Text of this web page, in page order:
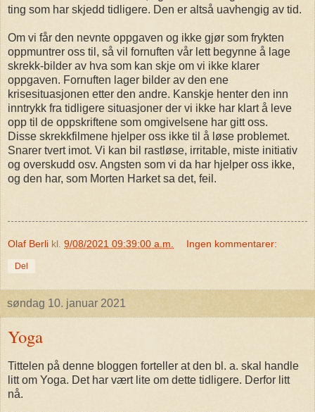
ting som har skjedd tidligere. Den er altså uavhengig av tid.
Om vi får den nevnte oppgaven og ikke gjør som frykten
oppmuntrer oss til, så vil fornuften vår lett begynne å lage
skrekk-bilder av hva som kan skje om vi ikke klarer
oppgaven. Fornuften lager bilder av den ene
krisesituasjonen etter den andre. Kanskje henter den inn
inntrykk fra tidligere situasjoner der vi ikke har klart å leve
opp til de oppskriftene som omgivelsene har gitt oss.
Disse skrekkfilmene hjelper oss ikke til å løse problemet.
Snarer tvert imot. Vi kan bil rastløse, irritable, miste initiativ
og overskudd osv. Angsten som vi da har hjelper oss ikke,
og den har, som Morten Harket sa det, feil.
Olaf Berli kl. 9/08/2021 09:39:00 a.m. Ingen kommentarer:
Del
søndag 10. januar 2021
Yoga
Tittelen på denne bloggen forteller at den bl. a. skal handle
litt om Yoga. Det har vært lite om dette tidligere. Derfor litt
nå.